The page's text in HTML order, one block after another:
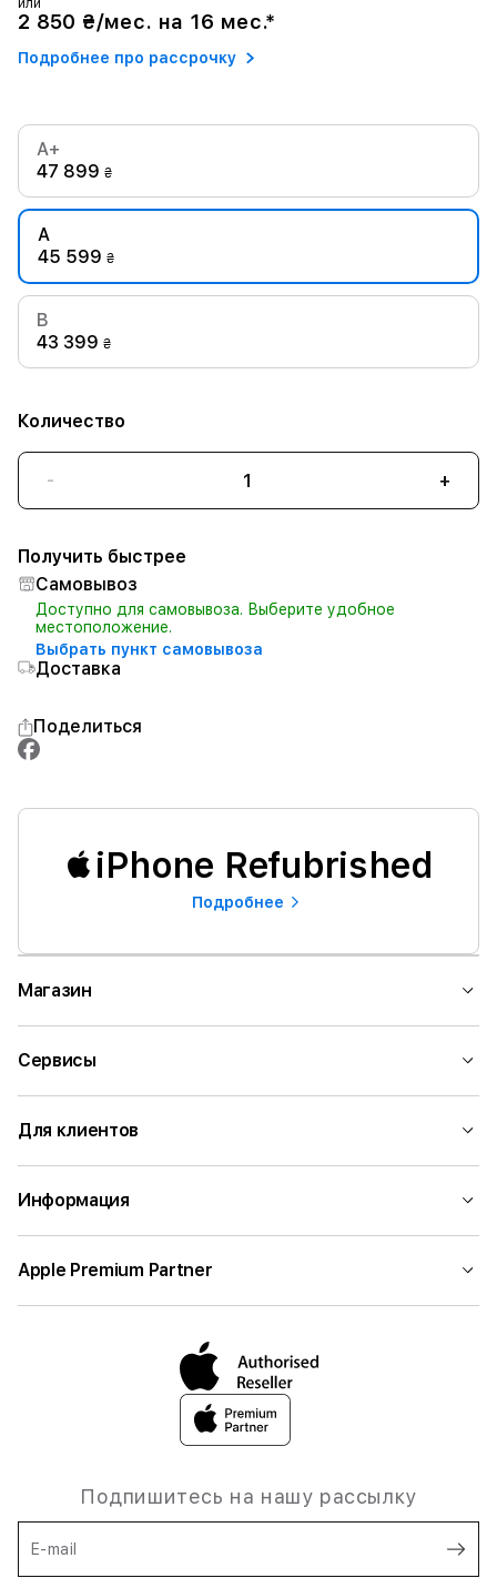
или
2 850 ₴/мес. на 16 мес.*
Подробнее про рассрочку
A+
47 899 ₴
A
45 599 ₴
B
43 399 ₴
Количество
- +
Получить быстрее
Самовывоз
Доступно для самовывоза. Выберите удобное
местоположение.
Выбрать пункт самовывоза
Доставка
Поделиться
iPhone Refubrished
Подробнее
Магазин
Сервисы
Для клиентов
Информация
Apple Premium Partner
Подпишитесь на нашу рассылку
E-mail